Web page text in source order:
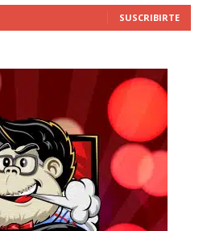
SUSCRIBIRTE